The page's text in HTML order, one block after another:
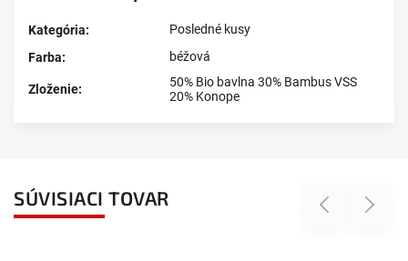
Kategória:
Posledné kusy
Farba: béžová
Zloženie:
50% Bio bavlna 30% Bambus VSS
20% Konope
SÚVISIACI TOVAR Previous Next